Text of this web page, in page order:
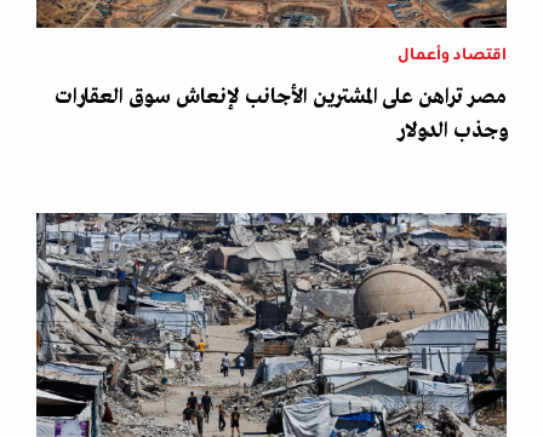
اقتصاد وأعمال
مصر تراهن على المشترين الأجانب لإنعاش سوق العقارات
وجذب الدولار